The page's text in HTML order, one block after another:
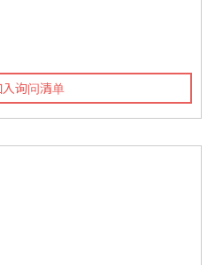
入询问清单